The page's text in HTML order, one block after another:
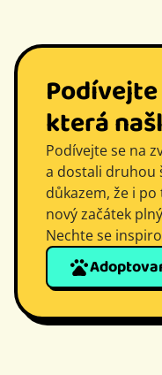
která
Podívejte se na
a dostali druhou
důkazem, že i
nový začátek
Nechte se